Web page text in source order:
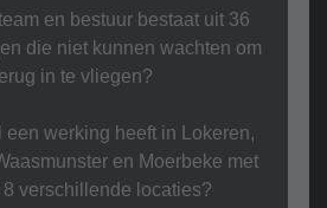
en bestuur bestaat uit 36
die niet kunnen wachten om
in te vliegen?
een werking heeft in Lokeren,
en Moerbeke met
8 verschillende locaties?